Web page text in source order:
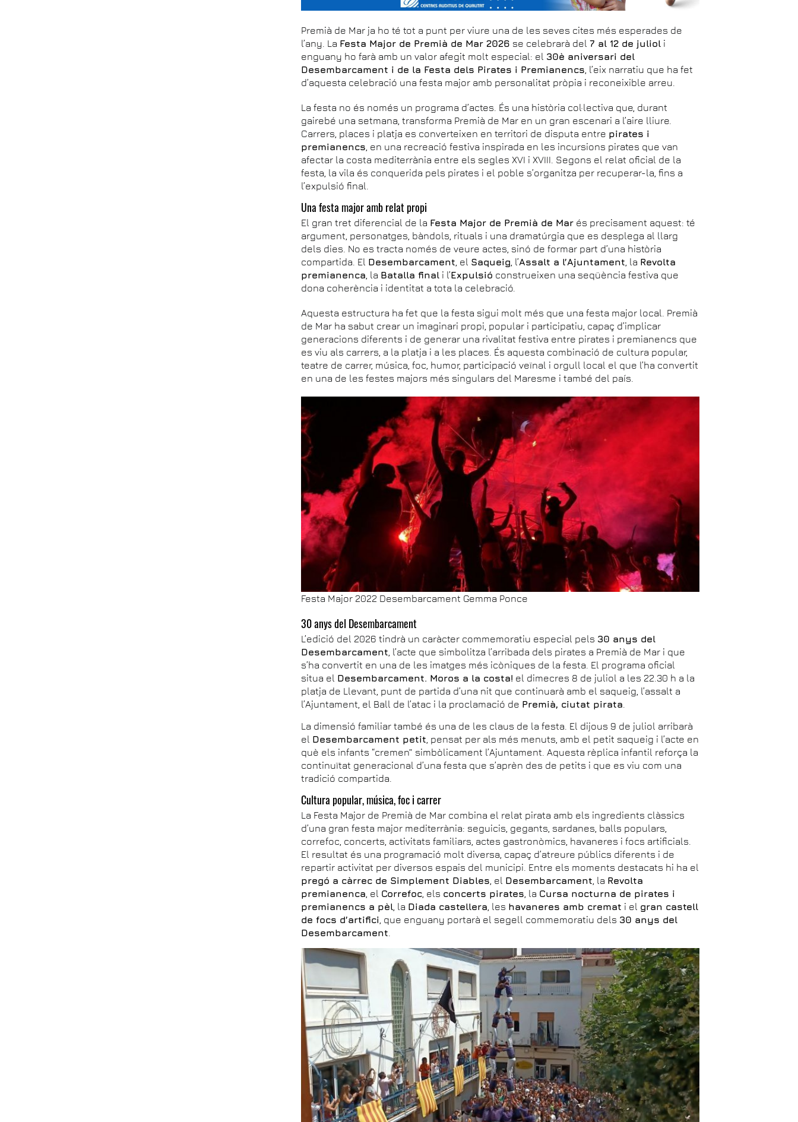
Premià de Mar ja ho té tot a punt per viure una de les seves cites més esperades de
l’any. La Festa Major de Premià de Mar 2026 se celebrarà del7 al 12 de juliol i
enguany ho farà amb un valor afegit molt especial: el 30è aniversari del
Desembarcament i de la Festa dels Pirates i Premianencs , l’eix narratiu que ha fet
d’aquesta celebració una festa major amb personalitat pròpia i reconeixible arreu.
La festa no és només un programa d’actes. És una història col·lectiva que, durant
gairebé una setmana, transforma Premià de Mar en un gran escenari a l’aire lliure.
Carrers, places i platja es converteixen en territori de disputa entre pirates i
premianencs , en una recreació festiva inspirada en les incursions pirates que van
afectar la costa mediterrània entre els segles XVI i XVIII. Segons el relat oficial de la
festa, la vila és conquerida pels pirates i el poble s’organitza per recuperar-la, fins a
l’expulsió final.
Una festa major amb relat propi
El gran tret diferencial de la Festa Major de Premià de Mar és precisament aquest: té
argument, personatges, bàndols, rituals i una dramatúrgia que es desplega al llarg
dels dies. No es tracta només de veure actes, sinó de formar part d’una història
compartida. El Desembarcament , el Saqueig , l’Assalt a l’Ajuntament , la Revolta
premianenca , la Batalla final i l’Expulsió construeixen una seqüència festiva que
dona coherència i identitat a tota la celebració.
Aquesta estructura ha fet que la festa sigui molt més que una festa major local. Premià
de Mar ha sabut crear un imaginari propi, popular i participatiu, capaç d’implicar
generacions diferents i de generar una rivalitat festiva entre pirates i premianencs que
es viu als carrers, a la platja i a les places. És aquesta combinació de cultura popular,
teatre de carrer, música, foc, humor, participació veïnal i orgull local el que l’ha convertit
en una de les festes majors més singulars del Maresme i també del país.
Festa Major 2022 Desembarcament Gemma Ponce
30 anys del Desembarcament
L’edició del 2026 tindrà un caràcter commemoratiu especial pels 30 anys del
Desembarcament , l’acte que simbolitza l’arribada dels pirates a Premià de Mar i que
s’ha convertit en una de les imatges més icòniques de la festa. El programa oficial
situa el Desembarcament. Moros a la costa! el dimecres 8 de juliol a les 22.30 h a la
platja de Llevant, punt de partida d’una nit que continuarà amb el saqueig, l’assalt a
l’Ajuntament, el Ball de l’atac i la proclamació de Premià, ciutat pirata
La dimensió familiar també és una de les claus de la festa. El dijous 9 de juliol arribarà
el Desembarcament petit , pensat per als més menuts, amb el petit saqueig i l’acte en
què els infants “cremen” simbòlicament l’Ajuntament. Aquesta rèplica infantil reforça la
continuïtat generacional d’una festa que s’aprèn des de petits i que es viu com una
tradició compartida.
Cultura popular, música, foc i carrer
La Festa Major de Premià de Mar combina el relat pirata amb els ingredients clàssics
d’una gran festa major mediterrània: seguicis, gegants, sardanes, balls populars,
correfoc, concerts, activitats familiars, actes gastronòmics, havaneres i focs artificials.
El resultat és una programació molt diversa, capaç d’atreure públics diferents i de
repartir activitat per diversos espais del municipi. Entre els moments destacats hi ha el
pregó a càrrec de Simplement Diables , el Desembarcament , la Revolta
premianenca , el Correfoc , els concerts pirates , la Cursa nocturna de pirates i
premianencs a pèl , la Diada castellera , les havaneres amb cremat i el gran castell
de focs d’artifici , que enguany portarà el segell commemoratiu dels 30 anys del
Desembarcament